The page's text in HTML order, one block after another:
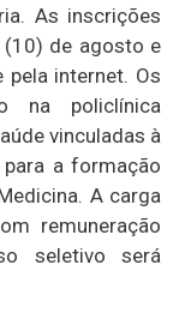
As inscrições
(10) de agosto e
pela internet. Os
na policlínica
vinculadas à
a formação
A carga
remuneração
seletivo será